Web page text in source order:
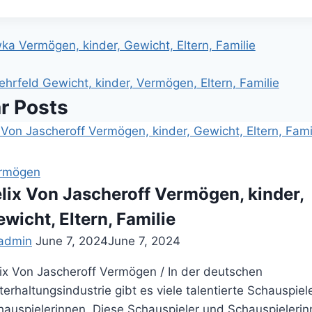
Vermögen, kinder, Gewicht, Eltern, Familie
Gewicht, kinder, Vermögen, Eltern, Familie
Posts
Von Jascheroff Vermögen, kinder,
Eltern, Familie
June 7, 2024June 7, 2024
Von Jascheroff Vermögen / In der deutschen
gibt es viele talentierte
Diese Schauspieler und